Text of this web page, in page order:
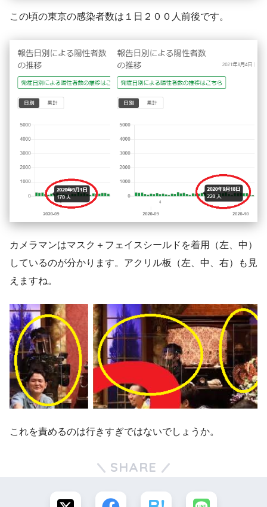
この頃の東京の感染者数は１日２００人前後です。
カメラマンはマスク＋フェイスシールドを着用（左、中）
しているのが分かります。アクリル板（左、中、右）も見
えますね。
これを責めるのは行きすぎではないでしょうか。
SHARE